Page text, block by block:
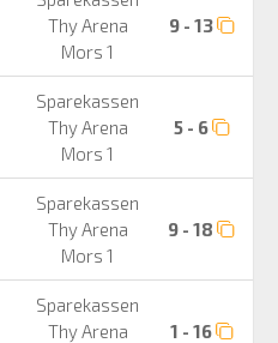
Thy Arena
Mors 1
9 - 13
Sparekassen
Thy Arena
Mors 1
5 - 6
Sparekassen
Thy Arena
Mors 1
9 - 18
Sparekassen
Thy Arena
1 - 16